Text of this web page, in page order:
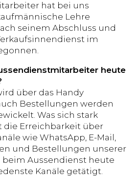
hat bei uns
Lehre
seinem Abschluss und
im
heute
über das Handy
Bestellungen werden
Was sich stark
die Erreichbarkeit über
wie WhatsApp, E-Mail,
und Bestellungen unserer
beim Aussendienst heute
Kanäle getätigt.